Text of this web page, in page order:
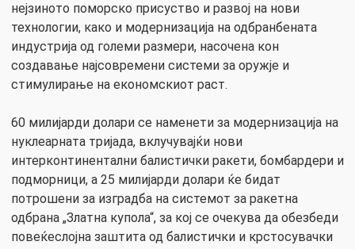
нејзиното поморско присуство и развој на нови
технологии, како и модернизација на одбранбената
индустрија од големи размери, насочена кон
создавање најсовремени системи за оружје и
стимулирање на економскиот раст.
60 милијарди долари се наменети за модернизација на
нуклеарната тријада, вклучувајќи нови
интерконтинентални балистички ракети, бомбардери и
подморници, а 25 милијарди долари ќе бидат
потрошени за изградба на системот за ракетна
одбрана „Златна купола“, за кој се очекува да обезбеди
повеќеслојна заштита од балистички и крстосувачки